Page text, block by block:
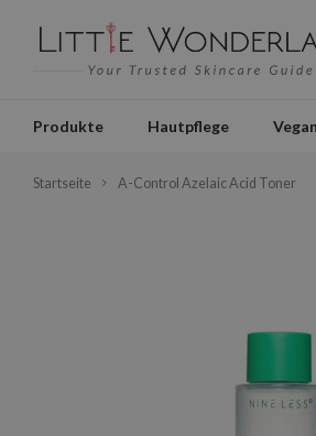
Produkte Hautpflege
Startseite A-Control Azelaic Acid Toner